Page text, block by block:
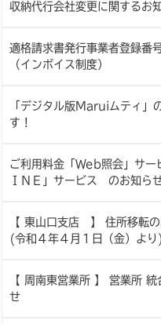
収納代行会社変更に関するお
適格請求書発行事業者登録番
（インボイス制度）
「デジタル版Maruiムティ」
す !
ご利用料金「Web照会」サー
ＩＮＥ」サービス のお知ら
【 東山口支店 】 住所移転
(令和４年４月１日（金）より)
【 周南東営業所 】 営業所 統
せ